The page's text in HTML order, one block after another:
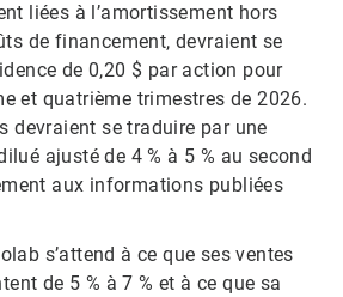
liées à l’amortissement hors
de financement, devraient se
de 0,20 $ par action pour
et quatrième trimestres de 2026.
devraient se traduire par une
ajusté de 4 % à 5 % au second
aux informations publiées
s’attend à ce que ses ventes
de 5 % à 7 % et à ce que sa